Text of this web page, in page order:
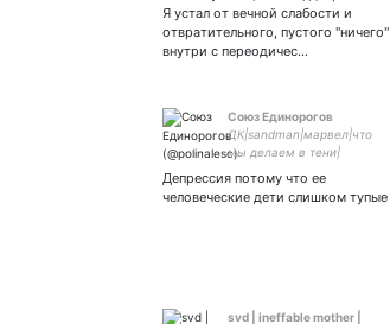
иногда что-то прикольное.
Я устал от вечной слабости и
отвратительного, пустого "ничего"
внутри с переодичес…
Союз Единорогов
ДК|sandman|марвел|что
мы делаем в тени|
вампиры средней полосы|
этерна|шучу шутки|må| big
Депрессия потому что ее
человеческие дети слишком тупые
svd | ineffable mother |